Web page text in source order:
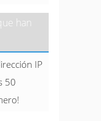
han
IP
50